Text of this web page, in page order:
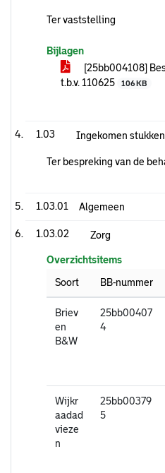
Ter vaststelling
Bijlagen
[25bb004108]
t.b.v. 110625
106 KB
1.03 Ingekomen stukken
Ter bespreking van de
1.03.01 Algemeen
1.03.02 Zorg
Overzichtsitems
Soort
BB-nummer
Briev
en
B&W
25bb00407
4
Wijkr
aadad
vieze
n
25bb00379
5